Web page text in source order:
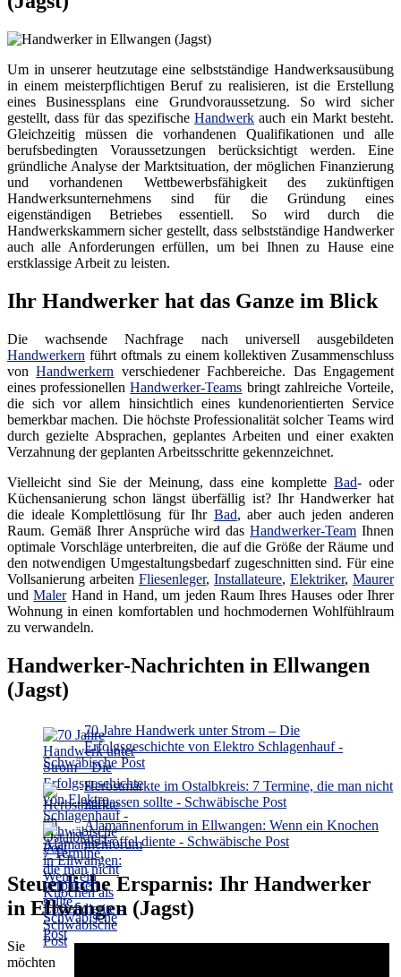
Um in unserer heutzutage eine selbstständige Handwerksausübung
in einem meisterpflichtigen Beruf zu realisieren, ist die Erstellung
eines Businessplans eine Grundvoraussetzung. So wird sicher
gestellt, dass für das spezifischeHandwerk auch ein Markt besteht.
Gleichzeitig müssen die vorhandenen Qualifikationen und alle
berufsbedingten Voraussetzungen berücksichtigt werden. Eine
gründliche Analyse der Marktsituation, der möglichen Finanzierung
und vorhandenen Wettbewerbsfähigkeit des zukünftigen
Handwerksunternehmens sind für die Gründung eines
eigenständigen Betriebes essentiell. So wird durch die
Handwerkskammern sicher gestellt, dass selbstständige Handwerker
auch alle Anforderungen erfüllen, um bei Ihnen zu Hause eine
erstklassige Arbeit zu leisten.
Ihr Handwerker hat das Ganze im Blick
Die wachsende Nachfrage nach universell ausgebildeten
Handwerkern führt oftmals zu einem kollektiven Zusammenschluss
vonHandwerkern verschiedener Fachbereiche. Das Engagement
eines professionellenHandwerker-Teams bringt zahlreiche Vorteile,
die sich vor allem hinsichtlich eines kundenorientierten Service
bemerkbar machen. Die höchste Professionalität solcher Teams wird
durch gezielte Absprachen, geplantes Arbeiten und einer exakten
Verzahnung der geplanten Arbeitsschritte gekennzeichnet.
Vielleicht sind Sie der Meinung, dass eine kompletteBad- oder
Küchensanierung schon längst überfällig ist? Ihr Handwerker hat
die ideale Komplettlösung für Ihr Bad, aber auch jeden anderen
Raum. Gemäß Ihrer Ansprüche wird dasHandwerker-Team Ihnen
optimale Vorschläge unterbreiten, die auf die Größe der Räume und
den notwendigen Umgestaltungsbedarf zugeschnitten sind. Für eine
Vollsanierung arbeiten Fliesenleger, Installateure, Elektriker, Maurer
undMalerHand in Hand, um jeden Raum Ihres Hauses oder Ihrer
Wohnung in einen komfortablen und hochmodernen Wohlfühlraum
zu verwandeln.
Handwerker-Nachrichten in Ellwangen
(Jagst)
70 Jahre Handwerk unter Strom – Die
Erfolgsgeschichte von Elektro Schlagenhauf -
Schwäbische Post
Herbstmärkte im Ostalbkreis: 7 Termine, die man nicht
verpassen sollte - Schwäbische Post
Alamannenforum in Ellwangen: Wenn ein Knochen
als Löffel diente - Schwäbische Post
Steuerliche Ersparnis: Ihr Handwerker
in Ellwangen (Jagst)
Sie
möchten